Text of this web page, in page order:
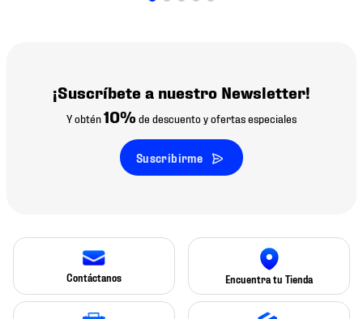
¡Suscríbete a nuestro Newsletter!
Y obtén10% de descuento y ofertas especiales
Suscribirme
Contáctanos Encuentra tu Tienda